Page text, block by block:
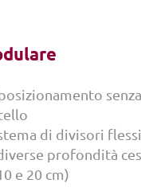
di divisori
profondità
e 20 cm)